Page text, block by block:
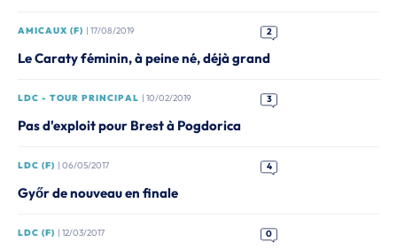
AMICAUX (F) | 17/08/2019 2
Le Caraty féminin, à peine né, déjà grand
LDC - TOUR PRINCIPAL | 10/02/2019 3
Pas d'exploit pour Brest à Pogdorica
LDC (F) | 06/05/2017 4
Győr de nouveau en finale
LDC (F) | 12/03/2017 0